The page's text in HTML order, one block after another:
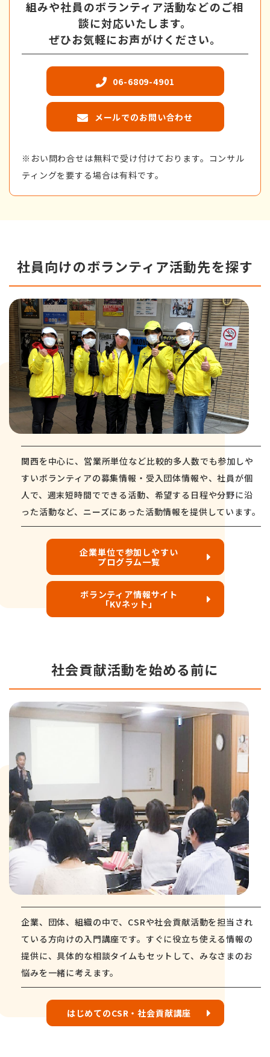
組みや社員のボランティア活動などのご相
談に対応いたします。
ぜひお気軽にお声がけください。
06-6809-4901
メールでのお問い合わせ
※おい問わ合せは無料で受け付けております。コンサル
ティングを要する場合は有料です。
社員向けのボランティア活動先を探す
関西を中心に、営業所単位など比較的多人数でも参加しや
すいボランティアの募集情報・受入団体情報や、社員が個
人で、週末短時間でできる活動、希望する日程や分野に沿
った活動など、ニーズにあった活動情報を提供しています。
企業単位で参加しやすい
プログラム一覧
ボランティア情報サイト
「KVネット」
社会貢献活動を始める前に
企業、団体、組織の中で、CSRや社会貢献活動を担当され
ている方向けの入門講座です。すぐに役立ち使える情報の
提供に、具体的な相談タイムもセットして、みなさまのお
悩みを一緒に考えます。
はじめてのCSR・社会貢献講座